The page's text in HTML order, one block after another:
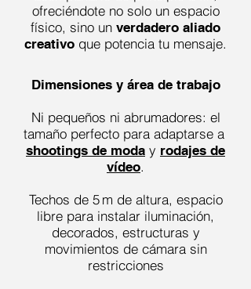
ofreciéndote no solo un espacio
físico, sino un verdadero aliado
creativo que potencia tu mensaje.
Dimensiones y área de trabajo
Ni pequeños ni abrumadores: el
tamaño perfecto para adaptarse a
shootings de moda y rodajes de
vídeo.
Techos de 5 m de altura, espacio
libre para instalar iluminación,
decorados, estructuras y
movimientos de cámara sin
restricciones